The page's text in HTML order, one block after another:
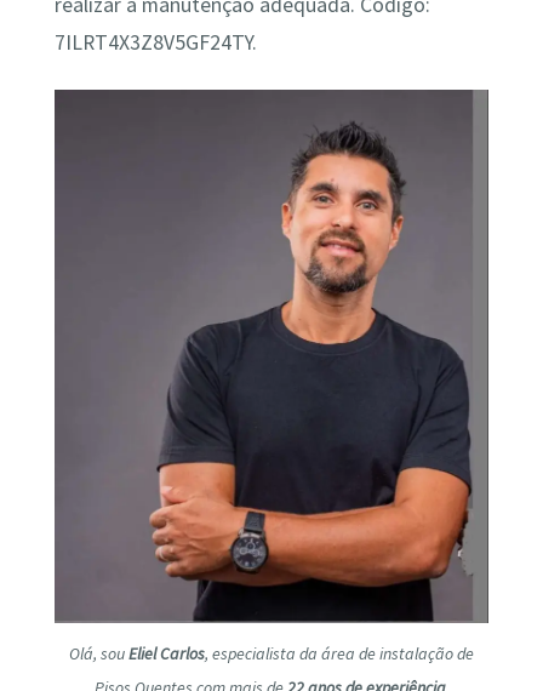
realizar a manutenção adequada. Código:
7ILRT4X3Z8V5GF24TY.
Olá, souEliel Carlos, especialista da área de instalação de